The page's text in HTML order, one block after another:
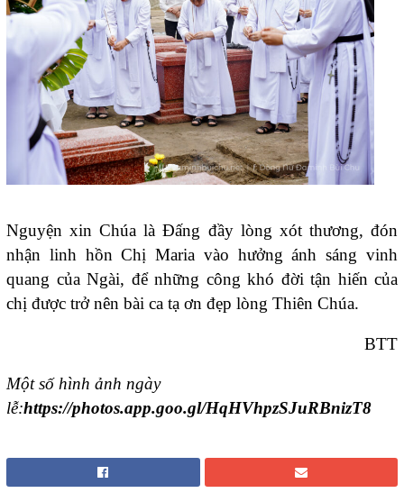
Nguyện xin Chúa là Đấng đầy lòng xót thương, đón
nhận linh hồn Chị Maria vào hưởng ánh sáng vinh
quang của Ngài, để những công khó đời tận hiến của
chị được trở nên bài ca tạ ơn đẹp lòng Thiên Chúa.
BTT
Một số hình ảnh ngày
lễ:https://photos.app.goo.gl/HqHVhpzSJuRBnizT8